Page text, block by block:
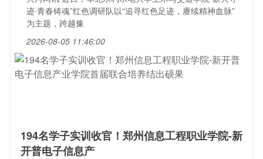
迹·青春铸魂”红色调研队以“追寻红色足迹，赓续精神血脉”
为主题，跨越豫
2026-08-05 11:46:00
194名学子实训收官！郑州信息工程职业学院-新
开普电子信息产